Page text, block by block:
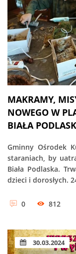
MAKRAMY,
NOWEGO W
BIAŁA
Gminny Ośrodek
staraniach, by
Biała Podlaska.
dzieci i dorosłych.
0 812
30.03.2024